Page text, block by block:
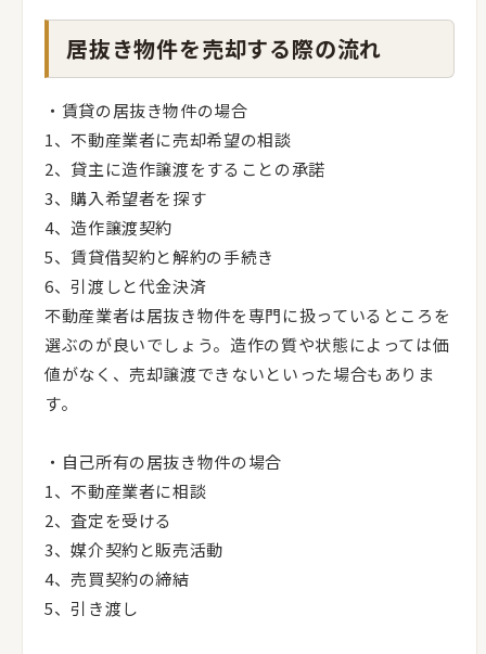
居抜き物件を売却する際の流れ
・賃貸の居抜き物件の場合
1、不動産業者に売却希望の相談
2、貸主に造作譲渡をすることの承諾
3、購入希望者を探す
4、造作譲渡契約
5、賃貸借契約と解約の手続き
6、引渡しと代金決済
不動産業者は居抜き物件を専門に扱っているところを
選ぶのが良いでしょう。造作の質や状態によっては価
値がなく、売却譲渡できないといった場合もありま
す。
・自己所有の居抜き物件の場合
1、不動産業者に相談
2、査定を受ける
3、媒介契約と販売活動
4、売買契約の締結
5、引き渡し